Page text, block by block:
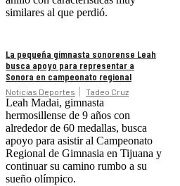
similares al que perdió.
La pequeña gimnasta sonorense Leah
busca apoyo para representar a
Sonora en campeonato regional
Noticias Deportes Tadeo Cruz
Leah Madai, gimnasta
hermosillense de 9 años con
alrededor de 60 medallas, busca
apoyo para asistir al Campeonato
Regional de Gimnasia en Tijuana y
continuar su camino rumbo a su
sueño olímpico.